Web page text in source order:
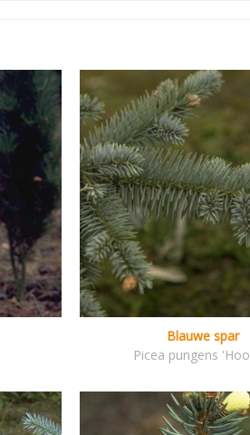
Blauwe spar
Picea pungens